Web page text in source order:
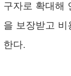
구자로 확대해
을 보장받고 비
한다.